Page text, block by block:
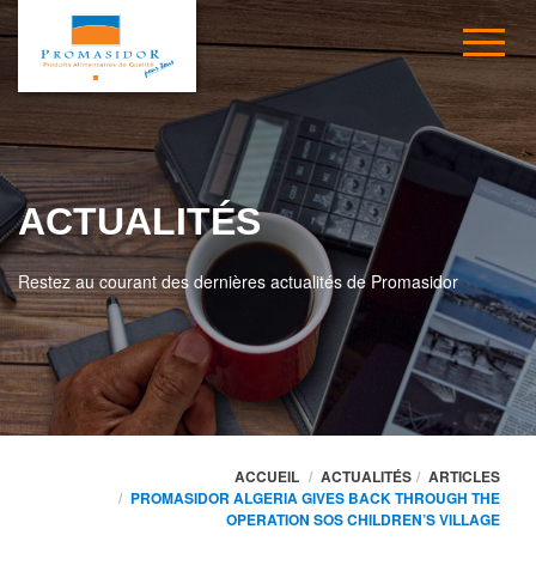
ACTUALITÉS
Restez au courant des dernières actualités de Promasidor
ACCUEIL ACTUALITÉS
ARTICLES
PROMASIDOR ALGERIA GIVES BACK THROUGH THE
OPERATION SOS CHILDREN’S VILLAGE